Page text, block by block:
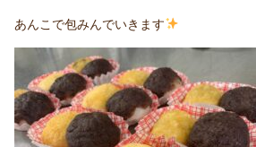
あんこで包みんでいきます